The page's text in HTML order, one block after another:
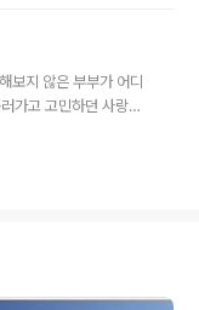
왔
?
보지 않은 부부가 어디
가고 고민하던 사랑의
고 때로는 옛사랑을 생
생각처럼 간단하지 않
물어보면 열 번 모두